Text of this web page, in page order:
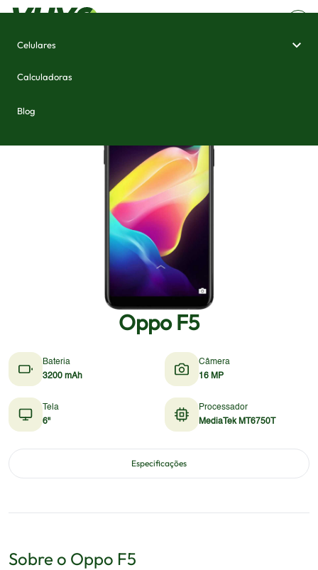
Celulares
Calculadoras
Blog
Oppo F5
Bateria
3200 mAh
Câmera
16 MP
Tela
6"
Processador
MediaTek MT6750T
Especificações
Sobre o Oppo F5